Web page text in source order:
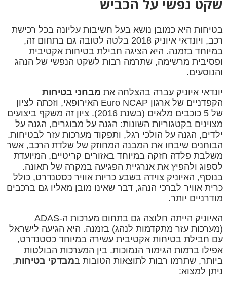
שקט נפשי על הכביש
בטיחות היא כמובן נושא בעל חשיבות עליונה בכל רכישת
רכב, ויונדאי איוניק 2018 בלטה לטובה גם בתחום זה,
במיוחד בזמנה. היא הציגה חבילת בטיחות אקטיבית
ופסיבית מרשימה, שתרמה רבות לשקט הנפשי של הנהג
והנוסעים.
יונדאי איוניק עברה בהצלחה את מבחני בטיחות
הקפדניים של ארגון Euro NCAP האירופאי, וזכתה לציון
של 5 כוכבים מלאים (בשנת 2016). ציון זה משקף ביצועים
מצוינים בקטגוריות השונות: הגנה על מבוגרים, הגנה על
ילדים, הגנה על הולכי רגל, ותפקוד מערכות עזר לבטיחות.
הבוחנים שיבחו את המבנה המחוזק של שלדת הרכב, אשר
משלבת פלדה חזקה במיוחד באזורים קריטיים, המיועדת
לספוג ולהפיץ את אנרגיית הפגיעה במקרה של תאונה.
בנוסף, האיוניק צוידה בשבע כריות אוויר כסטנדרט, כולל
כרית אוויר לברכי הנהג, דבר שאינו מובן מאליו גם ברכבים
מודרניים יותר.
האיוניק הייתה חלוצה גם בתחום מערכות ה-ADAS
(מערכות עזר מתקדמות לנהג) בזמנה. היא הגיעה לישראל
עם חבילת בטיחות אקטיבית עשירה במיוחד כסטנדרט,
אפילו ברמות הגימור הנמוכות. בין המערכות הבולטות
ביותר, שתרמו רבות לתוצאות הטובות במבדקי בטיחות,
ניתן למצוא: